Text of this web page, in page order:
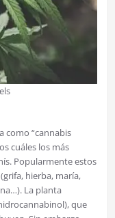
como “cannabis
cuáles los más
Popularmente estos
hierba, maría,
La planta
que